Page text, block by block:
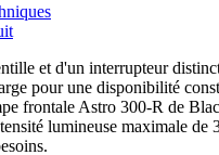
et d'un interrupteur
pour une disponibilité
frontale Astro 300-R de
lumineuse maximale de